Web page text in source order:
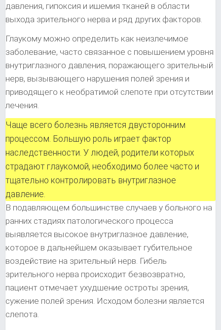
давления, гипоксия и ишемия тканей в области
выхода зрительного нерва и ряд других факторов.
Глаукому можно определить как неизлечимое
заболевание, часто связанное с повышением уровня
внутриглазного давления, поражающего зрительный
нерв, вызывающего нарушения полей зрения и
приводящего к необратимой слепоте при отсутствии
лечения.
Чаще всего болезнь является двусторонним
процессом. Большую роль играет фактор
наследственности. У людей, родители которых
страдают глаукомой, необходимо более часто и
тщательно контролировать внутриглазное
давление.
В подавляющем большинстве случаев у больного на
ранних стадиях патологического процесса
выявляется высокое внутриглазное давление,
которое в дальнейшем оказывает губительное
воздействие на зрительный нерв. Гибель
зрительного нерва происходит безвозвратно,
пациент отмечает ухудшение остроты зрения,
сужение полей зрения. Исходом болезни является
слепота.